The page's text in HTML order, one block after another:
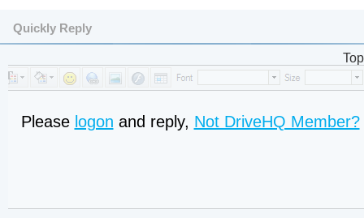
Quickly Reply
Top
Please logon and reply, Not DriveHQ Member?